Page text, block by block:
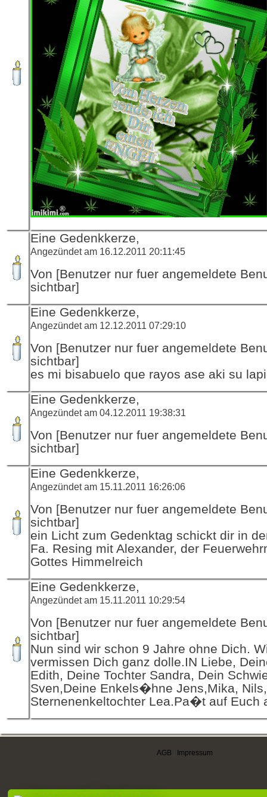
Eine Gedenkkerze,
Angezündet am 16.12.2011 20:11:45
Von [Benutzer nur fuer angemeldete
sichtbar]
Eine Gedenkkerze,
Angezündet am 12.12.2011 07:29:10
Von [Benutzer nur fuer angemeldete
sichtbar]
es mi bisabuelo que rayos ase aki su
Eine Gedenkkerze,
Angezündet am 04.12.2011 19:38:31
Von [Benutzer nur fuer angemeldete
sichtbar]
Eine Gedenkkerze,
Angezündet am 15.11.2011 16:26:06
Von [Benutzer nur fuer angemeldete
sichtbar]
ein Licht zum Gedenktag schickt dir in
Fa. Resing mit Alexander, der
Gottes Himmelreich
Eine Gedenkkerze,
Angezündet am 15.11.2011 10:29:54
Von [Benutzer nur fuer angemeldete
sichtbar]
Nun sind wir schon 9 Jahre ohne Dich.
vermissen Dich ganz dolle.IN Liebe,
Edith, Deine Tochter Sandra, Dein
Sven,Deine Enkels�hne Jens,Mika,
Sternenenkeltochter Lea.Pa�t auf Euch
AGB Impressum